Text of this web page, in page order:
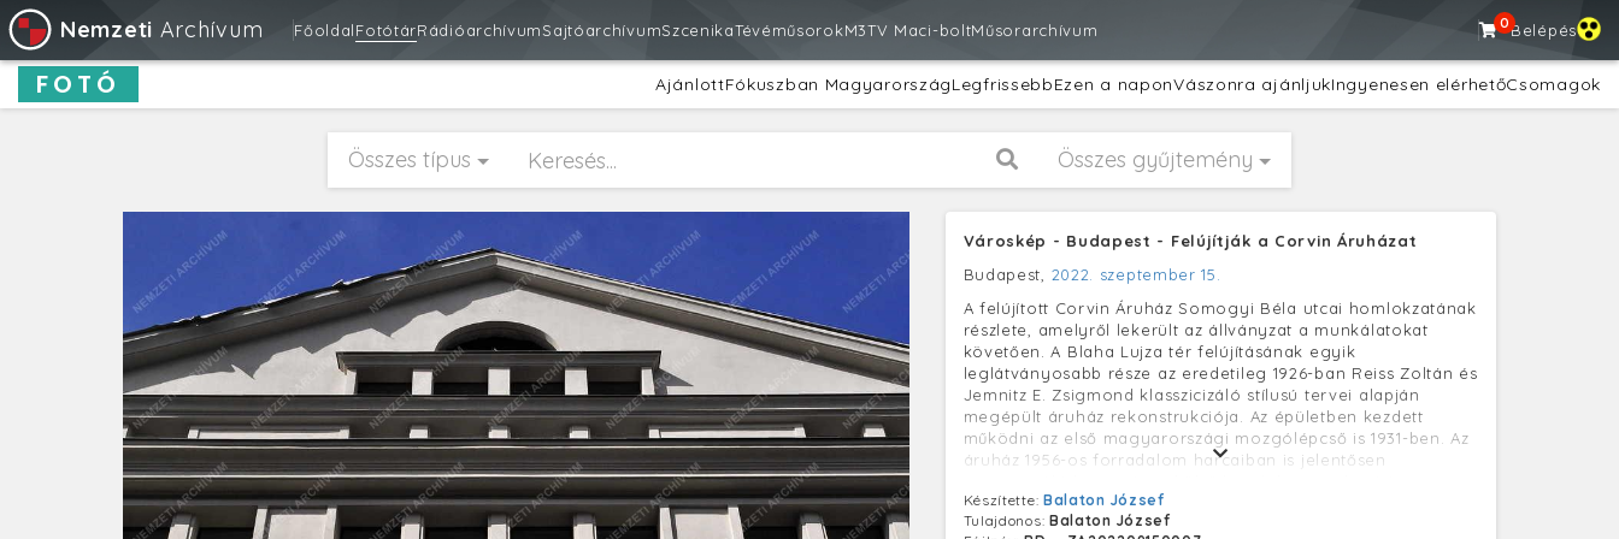
Nemzeti Archívum FőoldalFotótárRádióarchívumSajtóarchívumSzcenikaTévéműsorokM3TV Maci-boltMűsorarchívum 0Belépés
FOTÓ AjánlottFókuszban MagyarországLegfrissebbEzen a naponVászonra ajánljukIngyenesen elérhetőCsomagok
Összes típus Összes gyűjtemény
Városkép - Budapest - Felújítják a Corvin Áruházat
Budapest, 2022. szeptember 15.
A felújított Corvin Áruház Somogyi Béla utcai homlokzatának
részlete, amelyről lekerült az állványzat a munkálatokat
követően. A Blaha Lujza tér felújításának egyik
leglátványosabb része az eredetileg 1926-ban Reiss Zoltán és
Jemnitz E. Zsigmond klasszicizáló stílusú tervei alapján
megépült áruház rekonstrukciója. Az épületben kezdett
működni az első magyarországi mozgólépcső is 1931-ben. Az
áruház 1956-os forradalom harcaiban is jelentősen
burkolattal látták el. 1966-ban az Országos Áruházi Vállalat
üzemeltetésébe adták, amely 1967-től Centrum Áruházak
Készítette: Balaton József
Tulajdonos: Balaton József